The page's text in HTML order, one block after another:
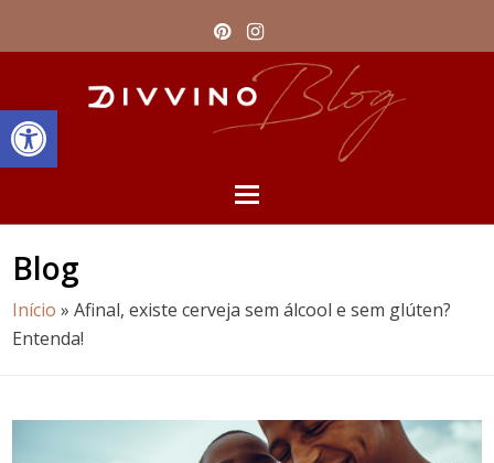
Barra de Ferramentas Aberta
Pinterest
Instagram
Mobile
Blog
Início »Afinal, existe cerveja sem álcool e sem glúten?
Entenda!